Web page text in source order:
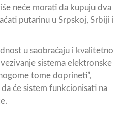
neće morati da kupuju dva
putarinu u Srpskoj, Srbiji i
u saobraćaju i kvalitetno
sistema elektronske
tome doprineti”,
će sistem funkcionisati na